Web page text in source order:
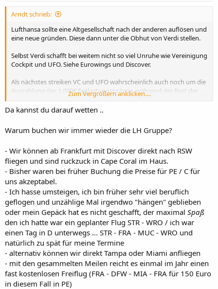
Arndt schrieb:
Lufthansa sollte eine Altgesellschaft nach der anderen auflösen und
eine neue gründen. Diese dann unter die Obhut von Verdi stellen.
Selbst Verdi schafft bei weitem nicht so viel Unruhe wie Vereinigung
Cockpit und UFO. Siehe Eurowings und Discover.
Als nächstes streiken VC und UFO wahrscheinlich auch noch um die
Auszahlung der 1.000€ Entlastungsprämie, während der Rest der
Zum Vergrößern anklicken....
Da kannst du darauf wetten ..
Warum buchen wir immer wieder die LH Gruppe?
- Wir können ab Frankfurt mit Discover direkt nach RSW
fliegen und sind ruckzuck in Cape Coral im Haus.
- Bisher waren bei früher Buchung die Preise für PE / C für
uns akzeptabel.
- Ich hasse umsteigen, ich bin früher sehr viel beruflich
geflogen und unzählige Mal irgendwo "hängen" geblieben
oder mein Gepäck hat es nicht geschafft, der maximal Spaß
den ich hatte war ein geplanter Flug STR - WRO / ich war
einen Tag in D unterwegs ... STR - FRA - MUC - WRO und
natürlich zu spät für meine Termine
- alternativ können wir direkt Tampa oder Miami anfliegen
- mit den gesammelten Meilen reicht es einmal im Jahr einen
fast kostenlosen Freiflug (FRA - DFW - MIA - FRA für 150 Euro
in diesem Fall in PE)